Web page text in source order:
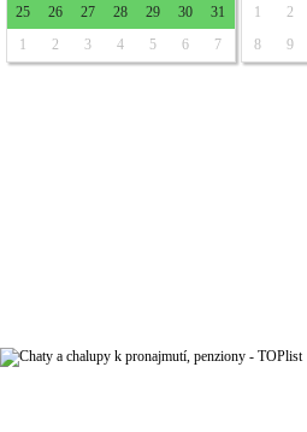
25
26 27 28 29 30
31
1
2 3 4 5 6 7
1
2
8
9